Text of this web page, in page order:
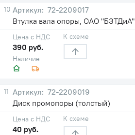
10
72-2209017
Втулка вала опоры, ОАО "БЗТДиА"
Наличие
Цена с НДС
390 руб.
К схеме
11
72-2209019
Диск промопоры (толстый)
Цена с НДС
40 руб.
К схеме